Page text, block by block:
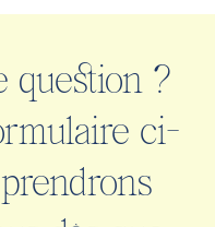
question ?
ci-